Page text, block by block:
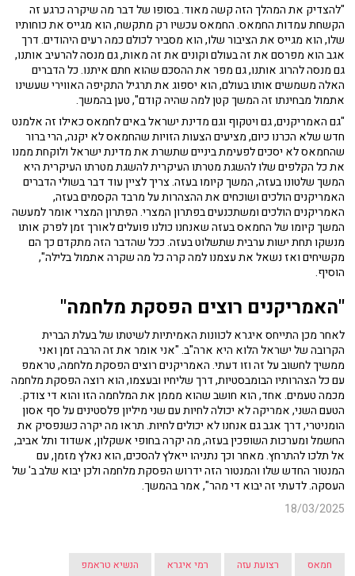
"להצדיק את המהלך הזה קשה מאוד. בסופו של דבר מה שיקרה כרגע זה
הקשחת עמדות החמאס. החמאס עכשיו רק מתקשח, הוא מגייס את כוחותיו
שלו, הוא מגייס את הציבור שלו, הוא מסביר לכולם כמה רעים היהודים. דרך
אגב הוא מפרסם את זה בעולם וקונים את זה מאות, גם מנסה להרעיב אותנו,
גם מנסה להרוג אותנו, גם מפר את ההסכם שהוא חתם איתנו. כל הדברים
האלה משמשים אותו בעולם, הוא יספוג את תרגיל התקיפה האווירי שעשינו
אתמול מבחינתו זה המשך קטן למה שהיה קודם", טען בהמשך.
"גם האמריקנים, גם ויטקוף וגם מדינת ישראל באים לחמאס כאילו זה אלמנט
חדש שלא הכרנו כיום, מציעים הצעות הזויות שהחמאס לא יקנה, הרי ברור
שהחמאס לא יסכים לפעימת ביניים שתשרת את מדינת ישראל ולוקחת ממנו
את כל הקלפים שלו להשגת מטרתו העיקרית להשגת מטרתו העיקרית היא
המשך שלטונו בעזה, המשך קיומו בעזה. צריך לציין עוד דבר בשולי הדברים
האמריקנים הולכים ושוכחים את ההצהרות על מרבד הקסמים בעזה,
האמריקנים הולכים ומשתכנעים בפתרון המצרי. הפתרון המצרי אומר למעשה
המשך קיומו של החמאס בעזה שאנחנו כולנו פועלים לאורך זמן לפרק אותו
מנשקו תחת ישות ערבית שתשלוט בעזה. ככל שהדבר הזה מתקדם כך הם
מקשיחים ואז נשאל את עצמנו למה קרה כל מה שקרה אתמול בלילה",
הוסיף.
"האמריקנים רוצים הפסקת מלחמה"
לאחר מכן התייחס איגרא לכוונות האמיתיות לשיטתו של בעלת הברית
הקרובה של ישראל הלוא היא ארה"ב. "אני אומר את זה הרבה זמן ואני
ממשיך לחשוב על זה וזו דעתי. האמריקנים רוצים הפסקת מלחמה, טראמפ
עם כל הצהרותיו הבומבסטיות, דרך שליחיו ובעצמו, הוא רוצה הפסקת מלחמה
מכמה טעמים. אחד, הוא חושב שהוא מממן את המלחמה הזו והוא די צודק.
הטעם השני, אמריקה לא יכולה לחיות עם שני מיליון פלסטינים על סף אסון
הומניטרי, דרך אגב גם אנחנו לא יכולים לחיות. תראו מה יקרה כשנפסיק את
החשמל ומערכות השופכין בעזה, מה יקרה בחופי אשקלון, אשדוד ותל אביב,
אל תלכו להתרחץ. מאחר וכך נתניהו ייאלץ להסכים, הוא נאלץ מזמן, עם
המנטור החדש שלו והמנטור הזה ידרוש הפסקת מלחמה ולכן יבוא שלב ב' של
העסקה. לדעתי זה יבוא די מהר", אמר בהמשך.
18/03/2025
חמאס רצועת עזה רמי איגרא הנשיא טראמפ